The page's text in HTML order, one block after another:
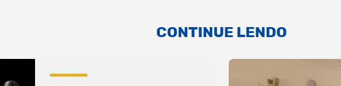
CONTINUE LENDO